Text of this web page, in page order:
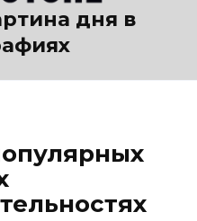
дня в